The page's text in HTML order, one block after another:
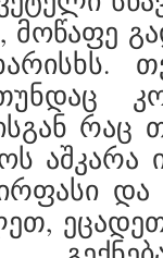
მოწაფე
რაც
აშკარა
და